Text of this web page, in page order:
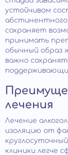
устойчивом
абстинентного
сохраняет
принимать
обычный образ
важно
лечения
Лечение
изоляцию от
клиники легче